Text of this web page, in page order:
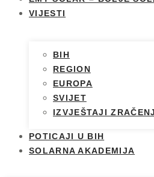
VIJESTI
BIH
REGION
EUROPA
SVIJET
IZVJEŠTAJI
POTICAJI U BIH
SOLARNA AKADEMIJA